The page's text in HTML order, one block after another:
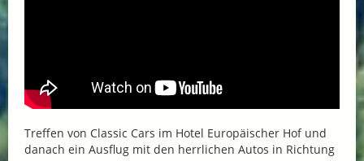
Treffen von Classic Cars im Hotel Europäischer Hof und
danach ein Ausflug mit den herrlichen Autos in Richtung